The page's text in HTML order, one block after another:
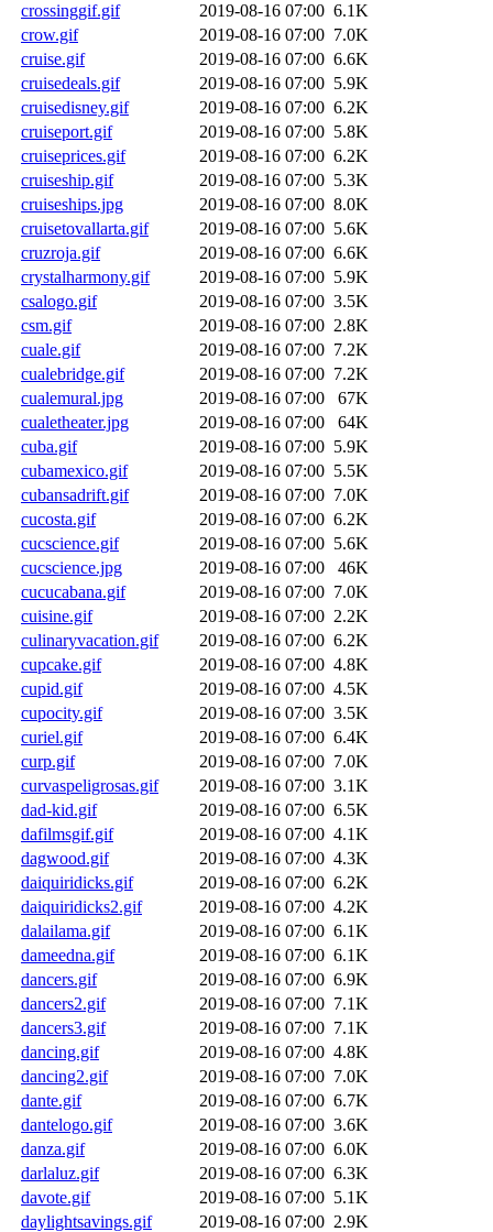
crossinggif.gif 2019-08-16 07:00 6.1K
crow.gif
2019-08-16 07:00 7.0K
cruise.gif
2019-08-16 07:00 6.6K
cruisedeals.gif
2019-08-16 07:00 5.9K
cruisedisney.gif
2019-08-16 07:00 6.2K
cruiseport.gif
2019-08-16 07:00 5.8K
cruiseprices.gif
2019-08-16 07:00 6.2K
cruiseship.gif
2019-08-16 07:00 5.3K
cruiseships.jpg
2019-08-16 07:00 8.0K
cruisetovallarta.gif
2019-08-16 07:00 5.6K
cruzroja.gif
2019-08-16 07:00 6.6K
crystalharmony.gif
2019-08-16 07:00 5.9K
csalogo.gif
2019-08-16 07:00 3.5K
csm.gif
2019-08-16 07:00 2.8K
cuale.gif
2019-08-16 07:00 7.2K
cualebridge.gif
2019-08-16 07:00 7.2K
cualemural.jpg
2019-08-16 07:00
67K
cualetheater.jpg
2019-08-16 07:00
64K
cuba.gif
2019-08-16 07:00 5.9K
cubamexico.gif
2019-08-16 07:00 5.5K
cubansadrift.gif
2019-08-16 07:00 7.0K
cucosta.gif
2019-08-16 07:00 6.2K
cucscience.gif
2019-08-16 07:00 5.6K
cucscience.jpg
2019-08-16 07:00
46K
cucucabana.gif
2019-08-16 07:00 7.0K
cuisine.gif
2019-08-16 07:00 2.2K
culinaryvacation.gif
2019-08-16 07:00 6.2K
cupcake.gif
2019-08-16 07:00 4.8K
cupid.gif
2019-08-16 07:00 4.5K
cupocity.gif
2019-08-16 07:00 3.5K
curiel.gif
2019-08-16 07:00 6.4K
curp.gif
2019-08-16 07:00 7.0K
curvaspeligrosas.gif
2019-08-16 07:00 3.1K
dad-kid.gif
2019-08-16 07:00 6.5K
dafilmsgif.gif
2019-08-16 07:00 4.1K
dagwood.gif
2019-08-16 07:00 4.3K
daiquiridicks.gif
2019-08-16 07:00 6.2K
daiquiridicks2.gif
2019-08-16 07:00 4.2K
dalailama.gif
2019-08-16 07:00 6.1K
dameedna.gif
2019-08-16 07:00 6.1K
dancers.gif
2019-08-16 07:00 6.9K
dancers2.gif
2019-08-16 07:00 7.1K
dancers3.gif
2019-08-16 07:00 7.1K
dancing.gif
2019-08-16 07:00 4.8K
dancing2.gif
2019-08-16 07:00 7.0K
dante.gif
2019-08-16 07:00 6.7K
dantelogo.gif
2019-08-16 07:00 3.6K
danza.gif
2019-08-16 07:00 6.0K
darlaluz.gif
2019-08-16 07:00 6.3K
davote.gif
2019-08-16 07:00 5.1K
daylightsavings.gif
2019-08-16 07:00 2.9K